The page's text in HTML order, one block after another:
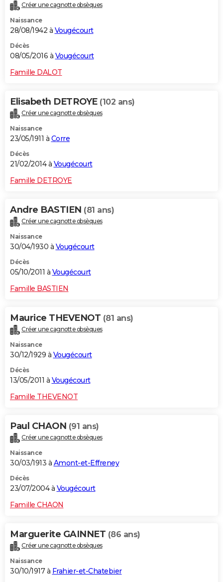
Créer une cagnotte obsèques
Naissance
28/08/1942 à Vougécourt
Décès
08/05/2016 à Vougécourt
Famille DALOT
Elisabeth DETROYE (102 ans)
Créer une cagnotte obsèques
Naissance
23/05/1911 à Corre
Décès
21/02/2014 à Vougécourt
Famille DETROYE
Andre BASTIEN (81 ans)
Créer une cagnotte obsèques
Naissance
30/04/1930 à Vougécourt
Décès
05/10/2011 à Vougécourt
Famille BASTIEN
Maurice THEVENOT (81 ans)
Créer une cagnotte obsèques
Naissance
30/12/1929 à Vougécourt
Décès
13/05/2011 à Vougécourt
Famille THEVENOT
Paul CHAON (91 ans)
Créer une cagnotte obsèques
Naissance
30/03/1913 à Amont-et-Effreney
Décès
23/07/2004 à Vougécourt
Famille CHAON
Marguerite GAINNET (86 ans)
Créer une cagnotte obsèques
Naissance
30/10/1917 à Frahier-et-Chatebier